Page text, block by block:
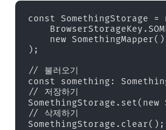
const SomethingStorage =
    new SomethingMapper()
);
// 불러오기
const something:
// 저장하기
// 삭제하기
SomethingStorage.clear();